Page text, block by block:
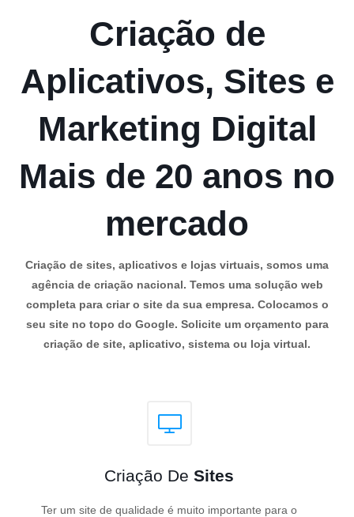
Criação de
Aplicativos, Sites e
Marketing Digital
Mais de 20 anos no
mercado
Criação de sites, aplicativos e lojas virtuais, somos uma
agência de criação nacional. Temos uma solução web
completa para criar o site da sua empresa. Colocamos o
seu site no topo do Google. Solicite um orçamento para
criação de site, aplicativo, sistema ou loja virtual.
Criação De Sites
Ter um site de qualidade é muito importante para o